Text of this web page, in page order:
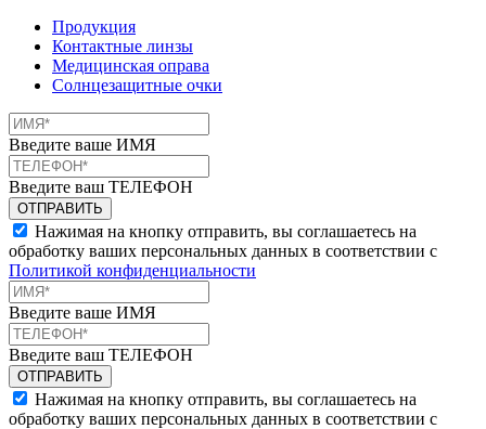
Продукция
Контактные линзы
Медицинская оправа
Солнцезащитные очки
Введите ваше ИМЯ
Введите ваш ТЕЛЕФОН
Нажимая на кнопку отправить, вы соглашаетесь на
обработку ваших персональных данных в соответствии с
Политикой конфиденциальности
Введите ваше ИМЯ
Введите ваш ТЕЛЕФОН
Нажимая на кнопку отправить, вы соглашаетесь на
обработку ваших персональных данных в соответствии с